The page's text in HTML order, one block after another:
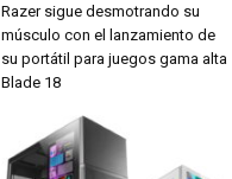
Razer sigue desmotrando su
músculo con el lanzamiento de
su portátil para juegos gama alta
Blade 18